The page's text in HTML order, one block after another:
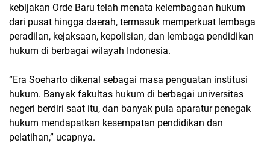
kebijakan Orde Baru telah menata kelembagaan hukum
dari pusat hingga daerah, termasuk memperkuat lembaga
peradilan, kejaksaan, kepolisian, dan lembaga pendidikan
hukum di berbagai wilayah Indonesia.
“Era Soeharto dikenal sebagai masa penguatan institusi
hukum. Banyak fakultas hukum di berbagai universitas
negeri berdiri saat itu, dan banyak pula aparatur penegak
hukum mendapatkan kesempatan pendidikan dan
pelatihan,” ucapnya.